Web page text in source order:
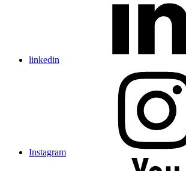
linkedin
Instagram